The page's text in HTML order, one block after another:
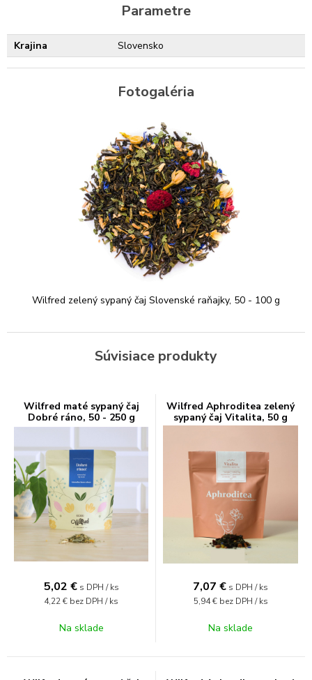
Parametre
Krajina Slovensko
Fotogaléria
Wilfred zelený sypaný čaj Slovenské raňajky, 50 - 100 g
Súvisiace produkty
Wilfred maté sypaný čaj
Dobré ráno, 50 - 250 g
5,02 € s DPH / ks
4,22 € bez DPH / ks
Na sklade
Wilfred Aphroditea zelený
sypaný čaj Vitalita, 50 g
7,07 € s DPH / ks
5,94 € bez DPH / ks
Na sklade